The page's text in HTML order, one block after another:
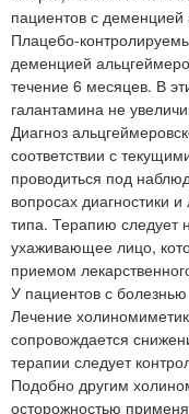
пациентов с деменцией
Плацебо-
деменцией
течение 6 месяцев. В
галантамина не
Диагноз
соответствии с
проводиться под
вопросах диагностики
типа. Терапию следует
ухаживающее лицо,
приемом
У пациентов с
Лечение
сопровождается
терапии следует
Подобно другим
осторожностью